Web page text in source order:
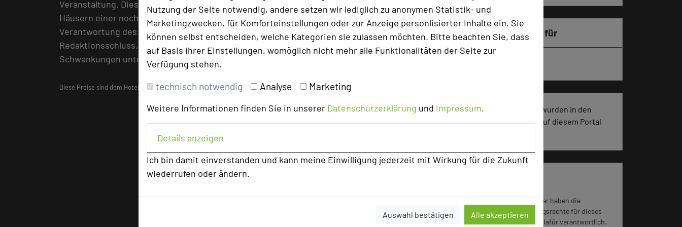
Nutzung der Seite notwendig, andere setzen wir lediglich zu anonymen Statistik- und
Marketingzwecken, für Komforteinstellungen oder zur Anzeige personlisierter Inhalte ein. Sie
können selbst entscheiden, welche Kategorien sie zulassen möchten. Bitte beachten Sie, dass
auf Basis ihrer Einstellungen, womöglich nicht mehr alle Funktionalitäten der Seite zur
Verfügung stehen.
technisch notwendig Analyse Marketing
Weitere Informationen finden Sie in unserer Datenschutzerklärung und Impressum.
Details anzeigen
Ich bin damit einverstanden und kann meine Einwilligung jederzeit mit Wirkung für die Zukunft
wiederrufen oder ändern.
Auswahl bestätigen Alle akzeptieren
Veranstaltung. Diese wurden vor Redaktionsschluss (15. März 2026) in Abstimmung mit den
Häusern einer nochmaligen Überprüfung unterzogen. Fehlerhafte Angaben fallen in die
Verantwortung des jeweiligen Hotels oder resultieren aus Preiserhöhungen nach
Redaktionsschluss. Es wird ausdrücklich darauf hingewiesen, dass Preise saisonalen
Schwankungen unterliegen können.
Diese Preise sind dem Hotelführer"Die besten Tagungshotels in Deutschland"entnommen.
Besonders geeignet für
74 Seiten dieses Hotels wurden in den
vergangenen 30 Tagen auf diesem Portal
Für die Verwendung der Bilder haben die
jeweiligen Hotels die Nutzungsrechte für dieses
Portal eingeräumt und sind dafür verantwortlich.